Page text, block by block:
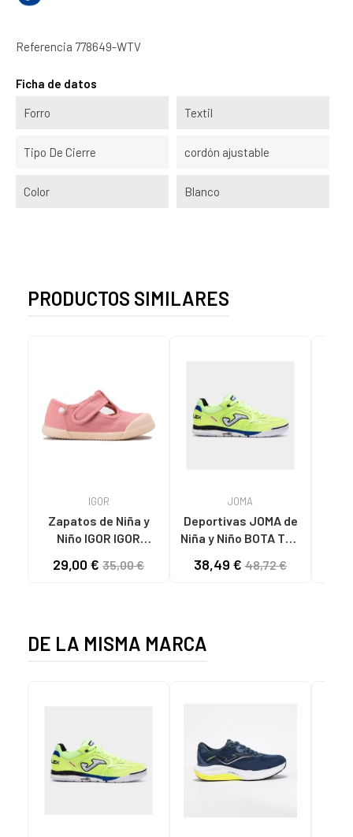
Referencia 778649-WTV
Ficha de datos
Forro Textil
Tipo De Cierre cordón ajustable
Color Blanco
PRODUCTOS SIMILARES
IGOR
Zapatos de Niña y
Niño IGOR IGOR
CONCEPT LONA 383
29,00 € 35,00 €
JOMA
Deportivas JOMA de
Niña y Niño BOTA TOP
COLORES
38,49 € 48,72 €
DE LA MISMA MARCA